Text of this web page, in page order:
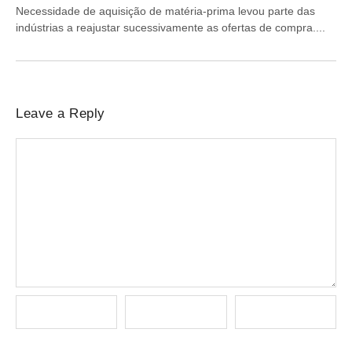
Necessidade de aquisição de matéria-prima levou parte das
indústrias a reajustar sucessivamente as ofertas de compra....
Leave a Reply